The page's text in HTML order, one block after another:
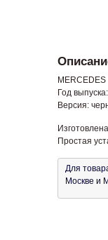
Год
Версия:
Простая
Для
Москве и